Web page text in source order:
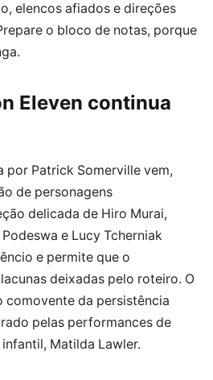
elencos afiados e direções
o bloco de notas, porque
Eleven continua
por Patrick Somerville vem,
de personagens
delicada de Hiro Murai,
e Lucy Tcherniak
e permite que o
deixadas pelo roteiro. O
comovente da persistência
pelas performances de
Matilda Lawler.